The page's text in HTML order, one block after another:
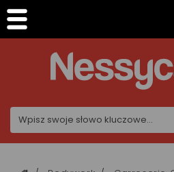
Panel zarządzania plikami cookies